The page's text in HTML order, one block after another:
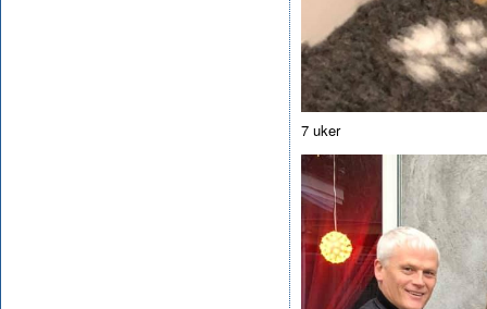
7 uker